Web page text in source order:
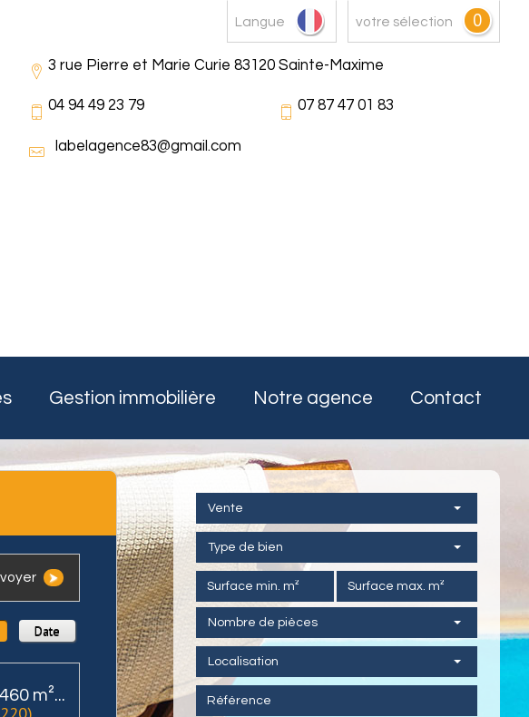
Langue votre sélection 0
3 rue Pierre et Marie Curie 83120 Sainte-Maxime
04 94 49 23 79 07 87 47 01 83
labelagence83@gmail.com
Gestion immobilière Notre agence Contact
Vente
Type de bien
Nombre de pièces
Localisation
Date
m²...